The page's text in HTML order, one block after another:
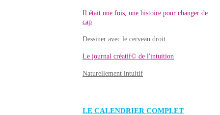
Il était une fois, une histoire pour changer de
cap
Dessiner avec le cerveau droit
Le journal créatif© de l'intuition
Naturellement intuitif
LE CALENDRIER COMPLET